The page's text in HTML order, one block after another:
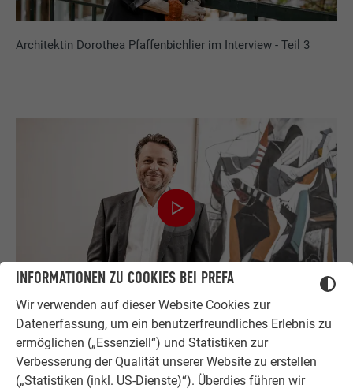
INFORMATIONEN ZU COOKIES BEI PREFA
Wir verwenden auf dieser Website Cookies zur
Datenerfassung, um ein benutzerfreundliches Erlebnis zu
ermöglichen („Essenziell“) und Statistiken zur
Verbesserung der Qualität unserer Website zu erstellen
(„Statistiken (inkl. US-Dienste)“). Überdies führen wir
Architektin Dorothea Pfaffenbichlier im Interview - Teil 3
Architekt Gerhard Mirth im Interview - Teil 1